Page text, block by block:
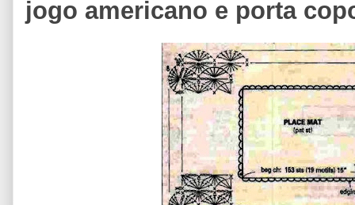
jogo americano e porta